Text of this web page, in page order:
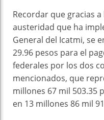
Recordar que gracias
austeridad que ha
General del Icatmi, se
29.96 pesos para el
federales por los dos
mencionados, que
millones 67 mil 503.35
en 13 millones 86 mil